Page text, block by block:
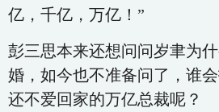
亿，千亿，万亿！”
彭三思本来还想问问岁聿为
婚，如今也不准备问了，谁
还不爱回家的万亿总裁呢？